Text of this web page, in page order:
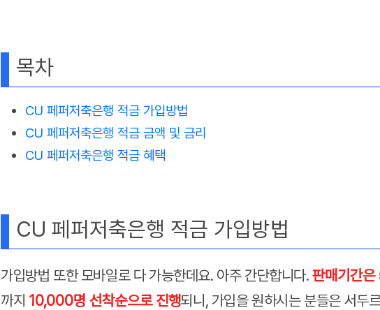
목차
CU 페퍼저축은행 적금 가입방법
CU 페퍼저축은행 적금 금액 및 금리
CU 페퍼저축은행 적금 혜택
CU 페퍼저축은행 적금 가입방법
가입방법 또한 모바일로 다 가능한데요. 아주 간단합니다.판매기간
까지 10,000명 선착순으로 진행되니, 가입을 원하시는 분들은 서두